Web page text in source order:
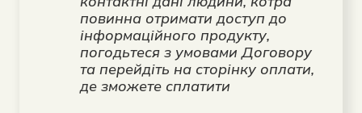
повинна отримати доступ до
інформаційного продукту,
погодьтеся з умовами Договору
та перейдіть на сторінку оплати,
де зможете сплатити